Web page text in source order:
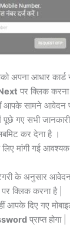
अपना आधार कार्ड
पर क्लिक करना
आपके सामने आवेदन
गए सभी
कर देना है ।
मांगी गई
के अनुसार
क्लिक करना है |
आपके दिए गए
प्राप्त होगा |